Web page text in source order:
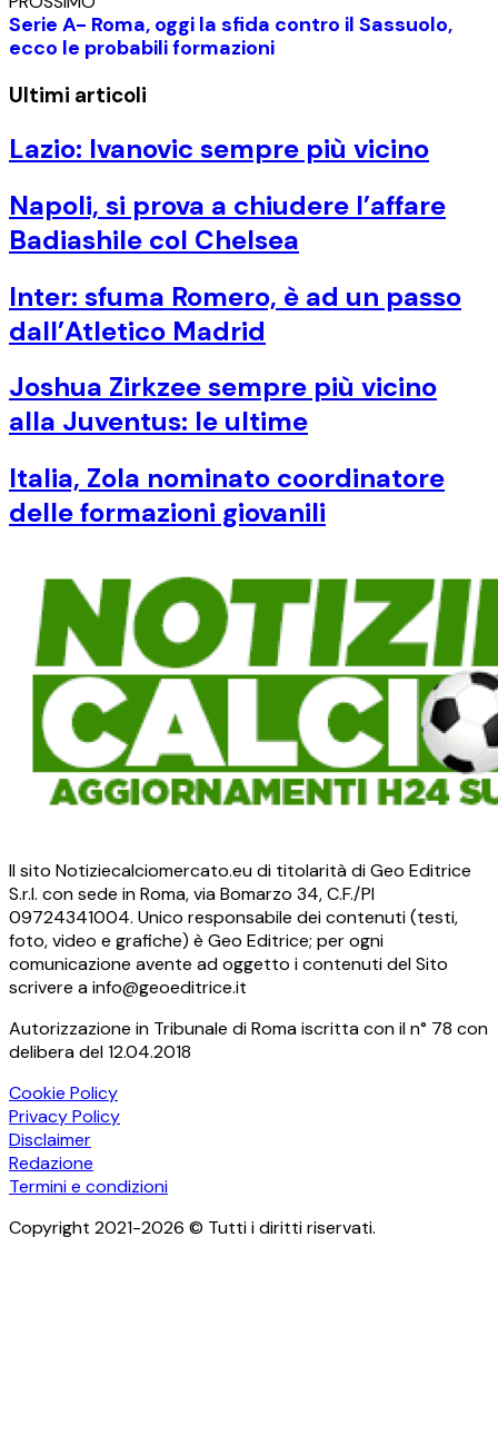
Serie A- Roma, oggi la sfida contro il Sassuolo,
ecco le probabili formazioni
Ultimi articoli
Lazio: Ivanovic sempre più vicino
Napoli, si prova a chiudere l’affare
Badiashile col Chelsea
Inter: sfuma Romero, è ad un passo
dall’Atletico Madrid
Joshua Zirkzee sempre più vicino
alla Juventus: le ultime
Italia, Zola nominato coordinatore
delle formazioni giovanili
Il sito Notiziecalciomercato.eu di titolarità di Geo Editrice
S.r.l. con sede in Roma, via Bomarzo 34, C.F./PI
09724341004. Unico responsabile dei contenuti (testi,
foto, video e grafiche) è Geo Editrice; per ogni
comunicazione avente ad oggetto i contenuti del Sito
scrivere a info@geoeditrice.it
Autorizzazione in Tribunale di Roma iscritta con il n° 78 con
delibera del 12.04.2018
Cookie Policy
Privacy Policy
Disclaimer
Redazione
Termini e condizioni
Copyright 2021-2026 © Tutti i diritti riservati.